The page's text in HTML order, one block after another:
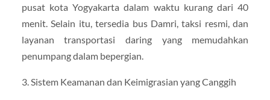
pusat kota Yogyakarta dalam waktu kurang dari 40
menit. Selain itu, tersedia bus Damri, taksi resmi, dan
layanan transportasi daring yang memudahkan
penumpang dalam bepergian.
3. Sistem Keamanan dan Keimigrasian yang Canggih